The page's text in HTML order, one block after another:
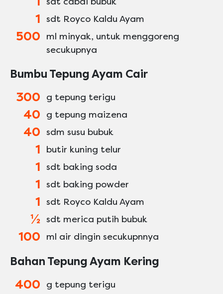
1 sdt Royco Kaldu Ayam
500
ml minyak, untuk menggoreng
secukupnya
Bumbu Tepung Ayam Cair
300 g tepung terigu
40 g tepung maizena
40 sdm susu bubuk
1 butir kuning telur
1 sdt baking soda
1 sdt baking powder
1 sdt Royco Kaldu Ayam
½ sdt merica putih bubuk
100 ml air dingin secukupnnya
Bahan Tepung Ayam Kering
400 g tepung terigu